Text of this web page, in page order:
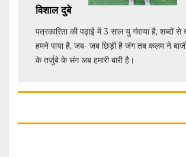
विशाल दुबे
पत्रकारिता की पढ़ाई में 3 साल यु गंवाया है, शब्दों
हमने पाया है, जब- जब छिड़ी है जंग तब कलम ने बाजी
के तर्जुबे के संग अब हमारी बारी है।